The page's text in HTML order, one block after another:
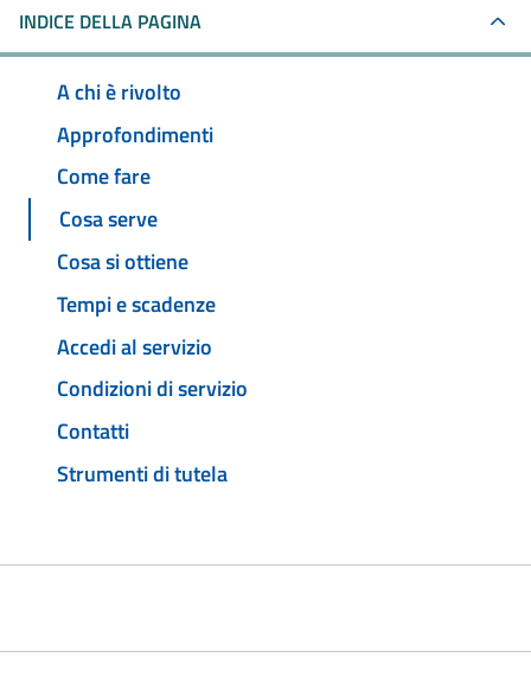
INDICE DELLA PAGINA
A chi è rivolto
Approfondimenti
Come fare
Cosa serve
Cosa si ottiene
Tempi e scadenze
Accedi al servizio
Condizioni di servizio
Contatti
Strumenti di tutela